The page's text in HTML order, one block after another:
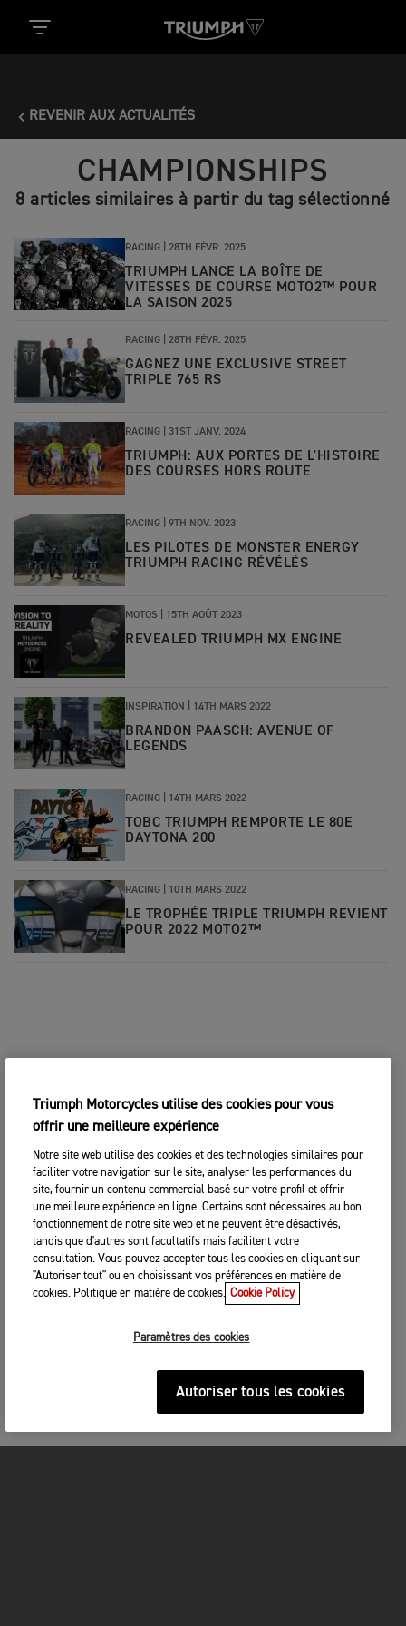
REVENIR AUX ACTUALITÉS
CHAMPIONSHIPS
8 articles similaires à partir du tag sélectionné
RACING | 28TH FÉVR. 2025
TRIUMPH LANCE LA BOÎTE DE
VITESSES DE COURSE MOTO2™ POUR
LA SAISON 2025
RACING | 28TH FÉVR. 2025
GAGNEZ UNE EXCLUSIVE STREET
TRIPLE 765 RS
RACING | 31ST JANV. 2024
TRIUMPH: AUX PORTES DE L'HISTOIRE
DES COURSES HORS ROUTE
RACING | 9TH NOV. 2023
LES PILOTES DE MONSTER ENERGY
TRIUMPH RACING RÉVÉLÉS
MOTOS | 15TH AOÛT 2023
REVEALED TRIUMPH MX ENGINE
INSPIRATION | 14TH MARS 2022
BRANDON PAASCH: AVENUE OF
LEGENDS
RACING | 14TH MARS 2022
TOBC TRIUMPH REMPORTE LE 80E
DAYTONA 200
RACING | 10TH MARS 2022
LE TROPHÉE TRIPLE TRIUMPH REVIENT
POUR 2022 MOTO2™
Triumph Motorcycles utilise des cookies pour vous
offrir une meilleure expérience
Notre site web utilise des cookies et des technologies similaires pour
faciliter votre navigation sur le site, analyser les performances du
site, fournir un contenu commercial basé sur votre profil et offrir
une meilleure expérience en ligne. Certains sont nécessaires au bon
fonctionnement de notre site web et ne peuvent être désactivés,
tandis que d'autres sont facultatifs mais facilitent votre
consultation. Vous pouvez accepter tous les cookies en cliquant sur
"Autoriser tout" ou en choisissant vos préférences en matière de
cookies. Politique en matière de cookies. Cookie Policy
Paramètres des cookies
Autoriser tous les cookies